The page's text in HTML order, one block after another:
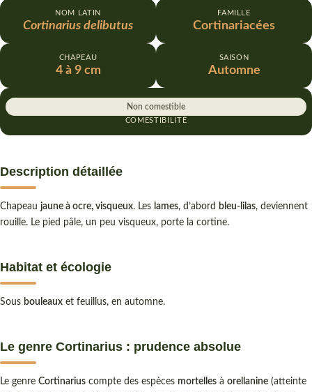
NOM LATIN
Cortinarius delibutus
FAMILLE
Cortinariacées
CHAPEAU
4 à 9 cm
SAISON
Automne
COMESTIBILITÉ
Non comestible
Description détaillée
Chapeau jaune à ocre, visqueux. Les lames, d’abord bleu-lilas, deviennent
rouille. Le pied pâle, un peu visqueux, porte la cortine.
Habitat et écologie
Sous bouleaux et feuillus, en automne.
Le genre Cortinarius : prudence absolue
Le genre Cortinarius compte des espèces mortelles à orellanine (atteinte